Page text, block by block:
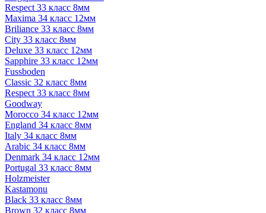
Respect 33 класс 8мм
Maxima 34 класс 12мм
Briliance 33 класс 8мм
City 33 класс 8мм
Deluxe 33 класс 12мм
Sapphire 33 класс 12мм
Fussboden
Classic 32 класс 8мм
Respect 33 класс 8мм
Goodway
Morocco 34 класс 12мм
England 34 класс 8мм
Italy 34 класс 8мм
Arabic 34 класс 8мм
Denmark 34 класс 12мм
Portugal 33 класс 8мм
Holzmeister
Kastamonu
Black 33 класс 8мм
Brown 32 класс 8мм